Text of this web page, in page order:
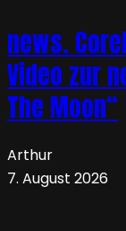
news.
Video zur
The Moon“
Arthur
7. August 2026